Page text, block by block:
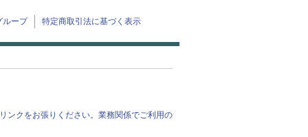
ループ 特定商取引法に基づく表示
ンクをお張りください。業務関係でご利用の